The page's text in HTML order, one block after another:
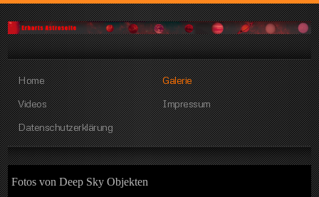
Home
Galerie
Videos
Impressum
Datenschutzerklärung
Fotos von Deep Sky Objekten